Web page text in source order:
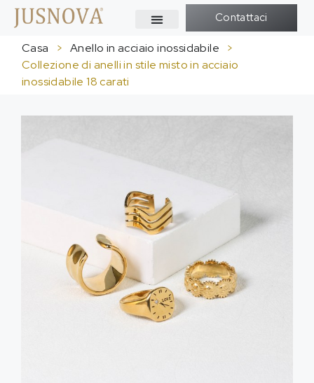
Contattaci
Casa > Anello in acciaio inossidabile
>
Collezione di anelli in stile misto in acciaio
inossidabile 18 carati